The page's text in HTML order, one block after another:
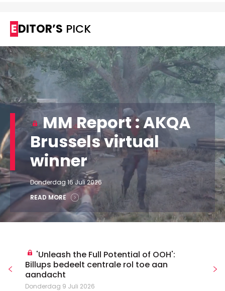
EDITOR’S PICK
MM Report : AKQA
Brussels virtual
winner
Donderdag 16 Juli 2026
READ MORE
'Unleash the Full Potential of OOH':
Billups bedeelt centrale rol toe aan
aandacht
Donderdag 9 Juli 2026